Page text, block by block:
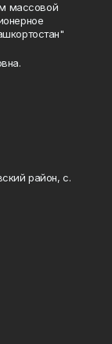
массовой
район, с.